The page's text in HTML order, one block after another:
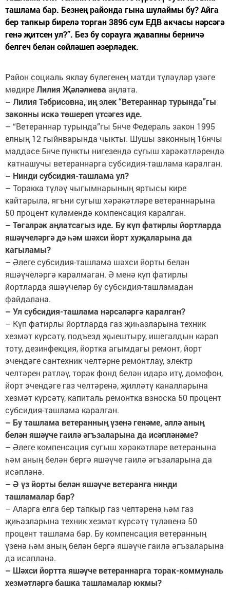
ташлама бар. Безнең районда гына шулаймы бу? Айга
бер тапкыр бирелә торган 3896 сум ЕДВ акчасы нәрсәгә
генә җитсен ул?”. Без бу сорауга җавапны берничә
белгеч белән сөйләшеп әзерләдек.
Район социаль яклау бүлегенең матди түләүләр үзәге
мөдиреЛилия Җәләлиева аңлата.
– Лилия Тәбрисовна, иң элек “Ветераннар турында”гы
законны искә төшереп үтсәгез иде.
– “Ветераннар турында”гы 5нче Федераль закон 1995
елның 12 гыйнварында чыкты. Шушы законның 16нчы
маддәсе 5нче пункты нигезендә сугыш хәрәкәтләрендә
катнашучы ветераннарга субсидия-ташлама каралган.
– Нинди субсидия-ташлама ул?
– Торакка түләү чыгымнарының яртысы кире
кайтарыла, ягъни сугыш хәрәкәтләре ветераннарына
50 процент күләмендә компенсация каралган.
– Төгәлрәк аңлатсагыз иде. Бу күп фатирлы йортларда
яшәүчеләргә дә һәм шәхси йорт хуҗаларына да
кагыламы?
– Әлеге субсидия-ташлама шәхси йорты белән
яшәүчеләргә каралмаган. Ә менә күп фатирлы
йортларда яшәүчеләр бу субсидия-ташламадан
файдалана.
– Ул субсидия-ташлама нәрсәләргә каралган?
– Күп фатирлы йортларда газ җиһазларына техник
хезмәт күрсәтү, подъезд җыештыру, ишегалдын карап
тоту, дезинфекция, йортка агымдагы ремонт, йорт
эчендәге сантехник челтәрне ремонтлау, электр
челтәрен рәтләү, торак фонд белән идарә итү, домофон,
йорт эчендәге газ челтәренә, җилләтү каналларына
хезмәт күрсәтү, капиталь ремонтка взноска 50 процент
субсидия-ташлама каралган.
– Бу ташлама ветеранның үзенә генәме, әллә аның
белән яшәүче гаилә әгъзаларына да исәпләнәме?
– Әлеге компенсация сугыш хәрәкәтләре ветеранына
һәм аның белән бергә яшәүче гаилә әгъзаларына да
исәпләнә.
– Ә үз йорты белән яшәүче ветеранга нинди
ташламалар бар?
– Аларга елга бер тапкыр газ челтәренә һәм газ
җиһазларына техник хезмәт күрсәтү түләвенә 50
процент ташлама бар. Бу компенсация ветеранның
үзенә һәм аның белән бергә яшәүче гаилә әгъзаларына
да исәпләнә.
– Шәхси йортта яшәүче ветераннарга торак-коммуналь
хезмәтләргә башка ташламалар юкмы?